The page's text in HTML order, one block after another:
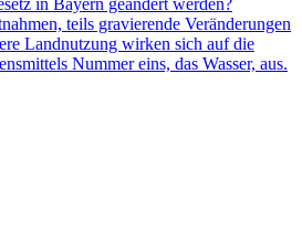
in Bayern geändert werden?
teils gravierende Veränderungen
Landnutzung wirken sich auf die
Nummer eins, das Wasser, aus.